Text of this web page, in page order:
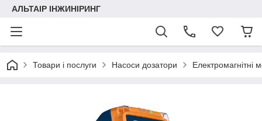
АЛЬТАІР ІНЖИНІРИНГ
Товари і послуги Насоси дозатори Електромагнітні